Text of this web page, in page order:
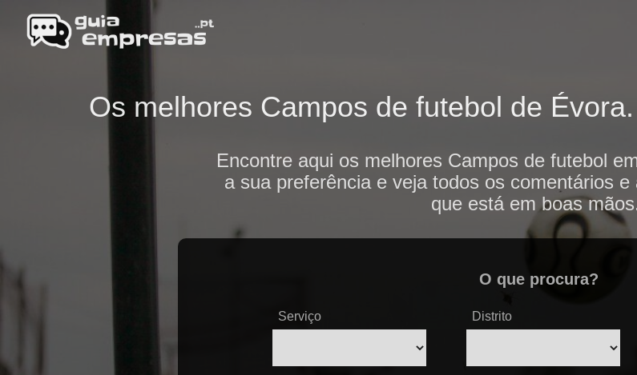
Os melhores Campos de futebol de
Encontre aqui os melhores Campos de futebol
a sua preferência e veja todos os comentários
que está em boas
O que procura?
Serviço Distrito